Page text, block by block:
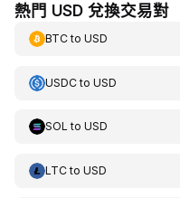
熱門 USD 兌換交易對
BTCto USD
USDCto USD
SOL to USD
LTCto USD